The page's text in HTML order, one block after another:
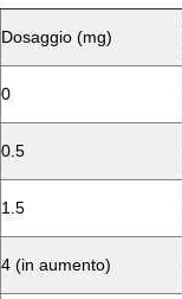
Dosaggio (mg)
0
0.5
1.5
4 (in aumento)